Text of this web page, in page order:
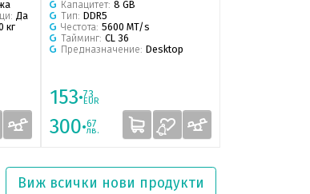
Да
кг
Капацитет: 8 GB
Тип: DDR5
Честота: 5600 MT/s
Тайминг: CL 36
Предназначение: Desktop
153·73
EUR
300·67
лв.
Виж всички нови продукти